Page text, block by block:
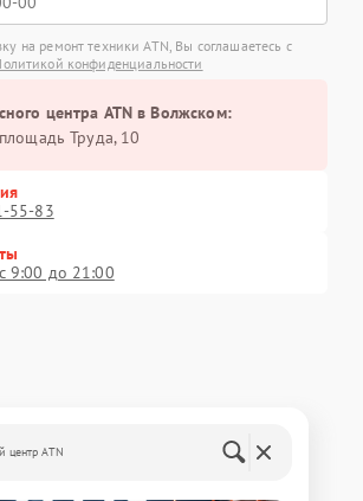
на ремонт техники ATN, Вы соглашаетесь с
конфиденциальности
центра ATN в Волжском:
Труда, 10
55-83
9:00 до 21:00
центр ATN